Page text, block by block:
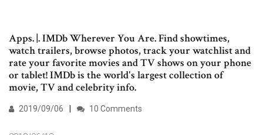
Apps. |. IMDb Wherever You Are. Find showtimes,
watch trailers, browse photos, track your watchlist and
rate your favorite movies and TV shows on your phone
or tablet! IMDb is the world's largest collection of
movie, TV and celebrity info.
2019/09/06 10 Comments